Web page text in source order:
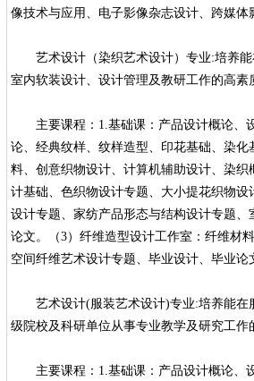
像技术与应用、电子影像杂志设计、跨媒
艺术设计（染织艺术设计）专业:培养能
室内软装设计、设计管理及教研工作的高素
主要课程：1.基础课：产品设计概论、
论、经典纹样、纹样造型、印花基础、染
料、创意织物设计、计算机辅助设计、染
计基础、色织物设计专题、大小提花织物
设计专题、家纺产品形态与结构设计专题
论文。（3）纤维造型设计工作室：纤维材
空间纤维艺术设计专题、毕业设计、毕业论
艺术设计(服装艺术设计)专业:培养能在
级院校及科研单位从事专业教学及研究工作
主要课程：1.基础课：产品设计概论、